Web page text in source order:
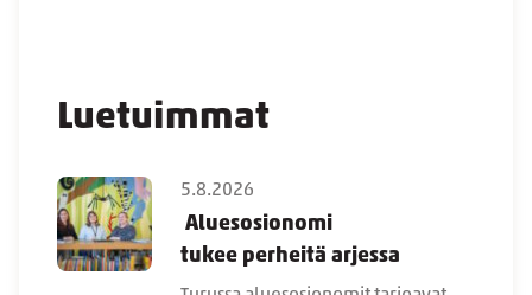
Luetuimmat
5.8.2026
Aluesosionomi
tukee perheitä arjessa